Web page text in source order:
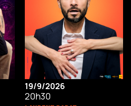
19/9/2026
20h30